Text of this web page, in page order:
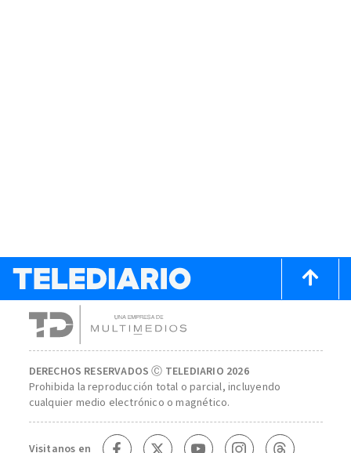
DERECHOS RESERVADOS Ⓒ TELEDIARIO 2026
Prohibida la reproducción total o parcial, incluyendo
cualquier medio electrónico o magnético.
Visitanos en